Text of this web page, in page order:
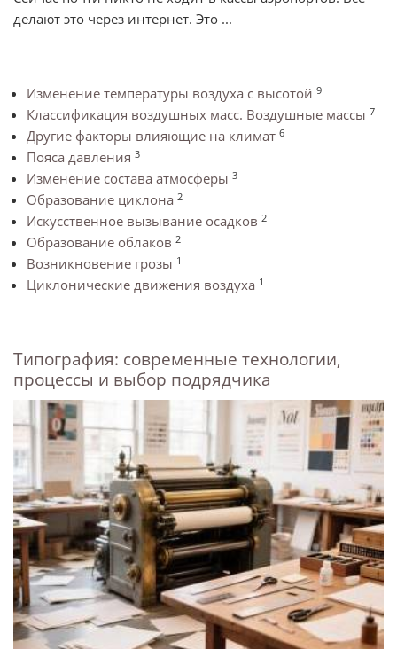
делают это через интернет. Это ...
Изменение температуры воздуха с высотой 9
Классификация воздушных масс. Воздушные массы 7
Другие факторы влияющие на климат 6
Пояса давления 3
Изменение состава атмосферы 3
Образование циклона 2
Искусственное вызывание осадков 2
Образование облаков 2
Возникновение грозы 1
Циклонические движения воздуха 1
Типография: современные технологии,
процессы и выбор подрядчика